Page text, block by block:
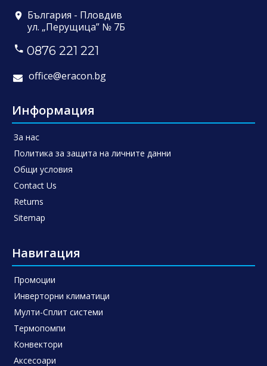
България - Пловдив
ул. „Перущица” № 7Б
0876 221 221
office@eracon.bg
Навигация
Промоции
Инверторни климатици
Мулти-Сплит системи
Термопомпи
Конвектори
Аксесоари
Информация
За нас
Политика за защита на личните данни
Общи условия
Contact Us
Returns
Sitemap